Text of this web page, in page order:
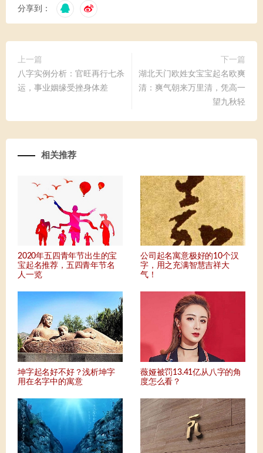
分享到：
上一篇
八字实例分析：官旺再行七杀
运，事业姻缘受挫身体差
下一篇
湖北天门欧姓女宝宝起名欧爽
清：爽气朝来万里清，凭高一
望九秋轻
相关推荐
2020年五四青年节出生的宝
宝起名推荐，五四青年节名
人一览
公司起名寓意极好的10个汉
字，用之充满智慧吉祥大
气！
坤字起名好不好？浅析坤字
用在名字中的寓意
薇娅被罚13.41亿从八字的角
度怎么看？